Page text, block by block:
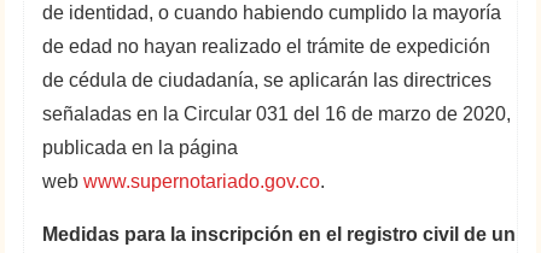
de identidad, o cuando habiendo cumplido la mayoría
de edad no hayan realizado el trámite de expedición
de cédula de ciudadanía, se aplicarán las directrices
señaladas en la Circular 031 del 16 de marzo de 2020,
publicada en la página
webwww.supernotariado.gov.co.
Medidas para la inscripción en el registro civil de un